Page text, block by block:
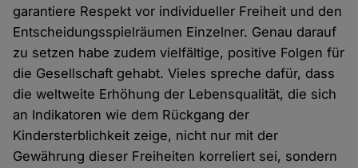
garantiere Respekt vor individueller Freiheit und den
Entscheidungsspielräumen Einzelner. Genau darauf
zu setzen habe zudem vielfältige, positive Folgen für
die Gesellschaft gehabt. Vieles spreche dafür, dass
die weltweite Erhöhung der Lebensqualität, die sich
an Indikatoren wie dem Rückgang der
Kindersterblichkeit zeige, nicht nur mit der
Gewährung dieser Freiheiten korreliert sei, sondern